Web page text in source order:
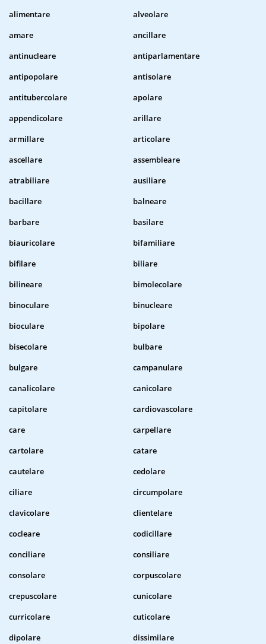
alimentare
alveolare
amare
ancillare
antinucleare
antiparlamentare
antipopolare
antisolare
antitubercolare
apolare
appendicolare
arillare
armillare
articolare
ascellare
assembleare
atrabiliare
ausiliare
bacillare
balneare
barbare
basilare
biauricolare
bifamiliare
bifilare
biliare
bilineare
bimolecolare
binoculare
binucleare
bioculare
bipolare
bisecolare
bulbare
bulgare
campanulare
canalicolare
canicolare
capitolare
cardiovascolare
care
carpellare
cartolare
catare
cautelare
cedolare
ciliare
circumpolare
clavicolare
clientelare
cocleare
codicillare
conciliare
consiliare
consolare
corpuscolare
crepuscolare
cunicolare
curricolare
cuticolare
dipolare
dissimilare